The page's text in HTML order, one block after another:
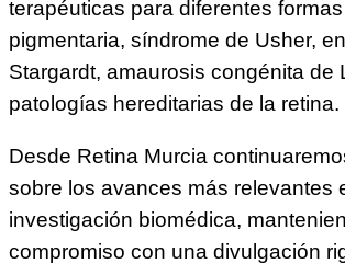
terapéuticas para diferentes
pigmentaria, síndrome de Usher,
Stargardt, amaurosis congénita de
patologías hereditarias de la retina.
Desde Retina Murcia
sobre los avances más relevantes
investigación biomédica,
compromiso con una divulgación